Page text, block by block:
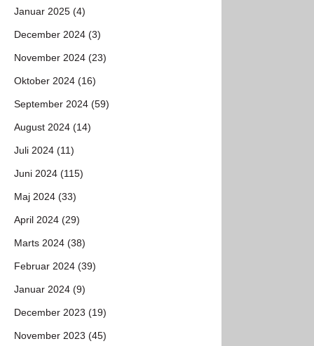
Januar 2025 (4)
December 2024 (3)
November 2024 (23)
Oktober 2024 (16)
September 2024 (59)
August 2024 (14)
Juli 2024 (11)
Juni 2024 (115)
Maj 2024 (33)
April 2024 (29)
Marts 2024 (38)
Februar 2024 (39)
Januar 2024 (9)
December 2023 (19)
November 2023 (45)